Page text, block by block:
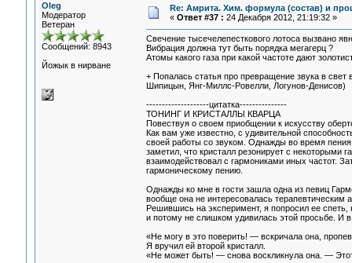
Oleg
Модератор
Ветеран
Сообщений: 8943
Йожык в нирване
Re: Амрита. Хим. формула (состав) и
« Ответ #37 : 24 Декабря 2012, 21:19:32 »
Свечение тысечелепесткового лотоса вызвано
Вибрация должна тут быть порядка мегагерц ?
Атомы какого газа при какой частоте дают
+ Попалась статья про превращение звука в свет
Шипицын, Янг-Миллс-Ровелли, Логунов-Денисов)
--------------------цитатка---------------
ТОНИНГ И КРИСТАЛЛЫ КВАРЦА
Повествуя о своем приобщении к искусству
Как вам уже известно, с удивительной
своей работы со звуком. Однажды во время
заметил, что кристалл резонирует с некоторыми
взаимодействовал с гармониками иных частот.
гармоническому пению.
Однажды ко мне в гости зашла одна из певиц
вообще она не интересовалась терапевтическим
Решившись на эксперимент, я попросил ее
и потому не слишком удивилась этой просьбе. И
«Не могу в это поверить! — вскричала она,
Я вручил ей второй кристалл.
«Не может быть! — снова воскликнула она. —